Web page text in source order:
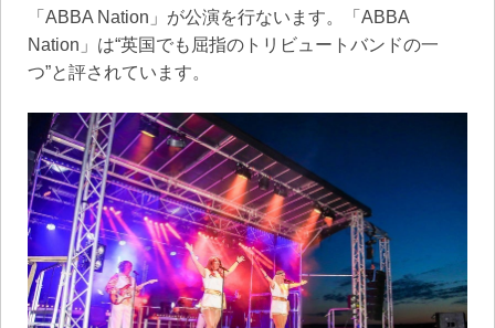
「ABBA Nation」が公演を行ないます。「ABBA
Nation」は“英国でも屈指のトリビュートバンドの一
つ”と評されています。